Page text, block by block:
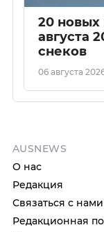
20 новых
августа
снеков
06 августа
AUSNEWS
О нас
Редакция
Связаться с нами
Редакционная